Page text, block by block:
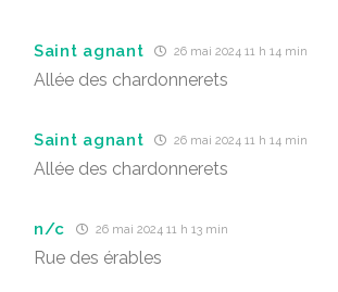
Saint agnant 26 mai 2024 11 h 14 min
Allée des chardonnerets
Saint agnant 26 mai 2024 11 h 14 min
Allée des chardonnerets
n/c 26 mai 2024 11 h 13 min
Rue des érables